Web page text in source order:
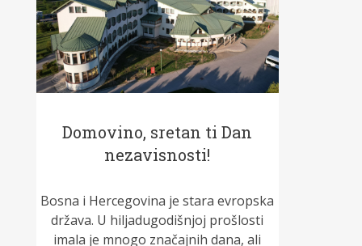
Domovino, sretan ti Dan
nezavisnosti!
Bosna i Hercegovina je stara evropska
država. U hiljadugodišnjoj prošlosti
imala je mnogo značajnih dana, ali